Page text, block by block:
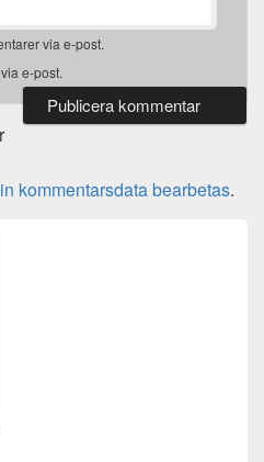
via e-post.
e-post.
kommentarsdata bearbetas.